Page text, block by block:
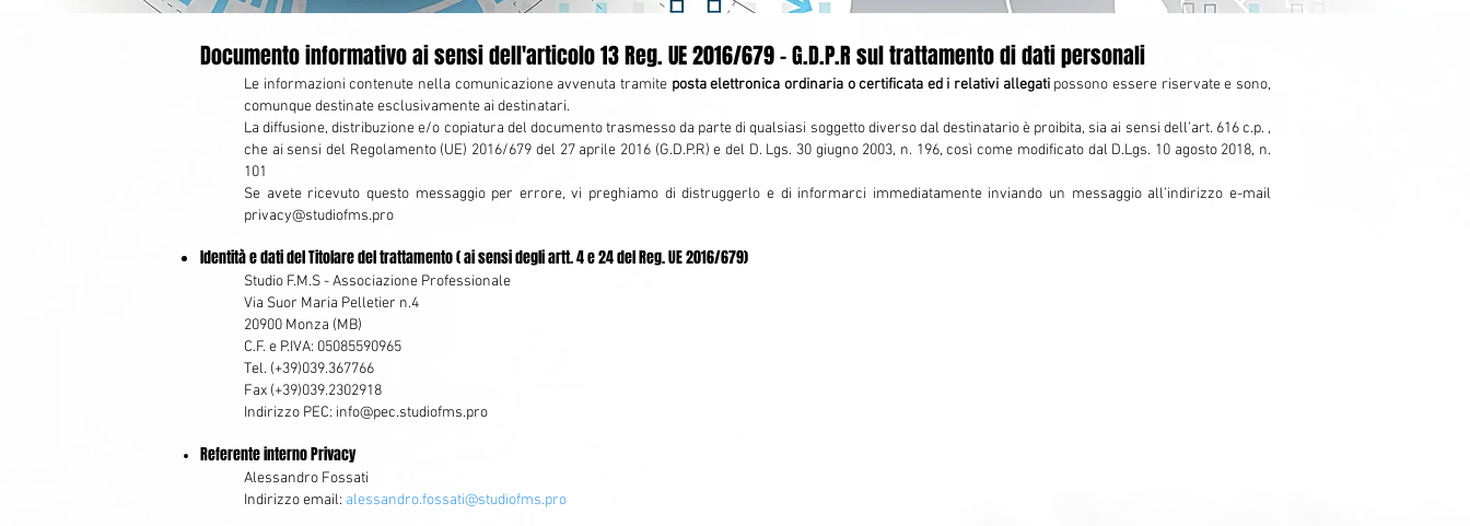
Documento informativo ai sensi dell'articolo 13 Reg. UE 2016/679 - G.D.P.R sul trattamento di dati personali
Le informazioni contenute nella comunicazione avvenuta tramiteposta elettronica ordinaria o certificata ed i relativi allegatipossono essere riservate e sono,
comunque destinate esclusivamente ai destinatari.
La diffusione, distribuzione e/o copiatura del documento trasmesso da parte di qualsiasi soggetto diverso dal destinatario è proibita, sia ai sensi dell’art. 616 c.p. ,
che ai sensi del Regolamento (UE) 2016/679 del 27 aprile 2016 (G.D.P.R) e del D. Lgs. 30 giugno 2003, n. 196, così come modificato dal D.Lgs. 10 agosto 2018, n.
101
Se avete ricevuto questo messaggio per errore, vi preghiamo di distruggerlo e di informarci immediatamente inviando un messaggio all’indirizzo e-mail
privacy@studiofms.pro
Identità e dati del Titolare del trattamento ( ai sensi degli artt. 4 e 24 del Reg. UE 2016/679)
Studio F.M.S - Associazione Professionale
Via Suor Maria Pelletier n.4
20900 Monza (MB)
C.F. e P.IVA: 05085590965
Tel. (+39)039.367766
Fax (+39)039.2302918
Indirizzo PEC: info@pec.studiofms.pro
Referente interno Privacy
Alessandro Fossati
Indirizzo email: alessandro.fossati@studiofms.pro